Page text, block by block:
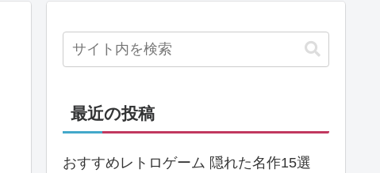
最近の投稿
おすすめレトロゲーム 隠れた名作15選